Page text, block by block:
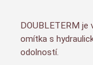
DOUBLETERM
omítka s
odolností.